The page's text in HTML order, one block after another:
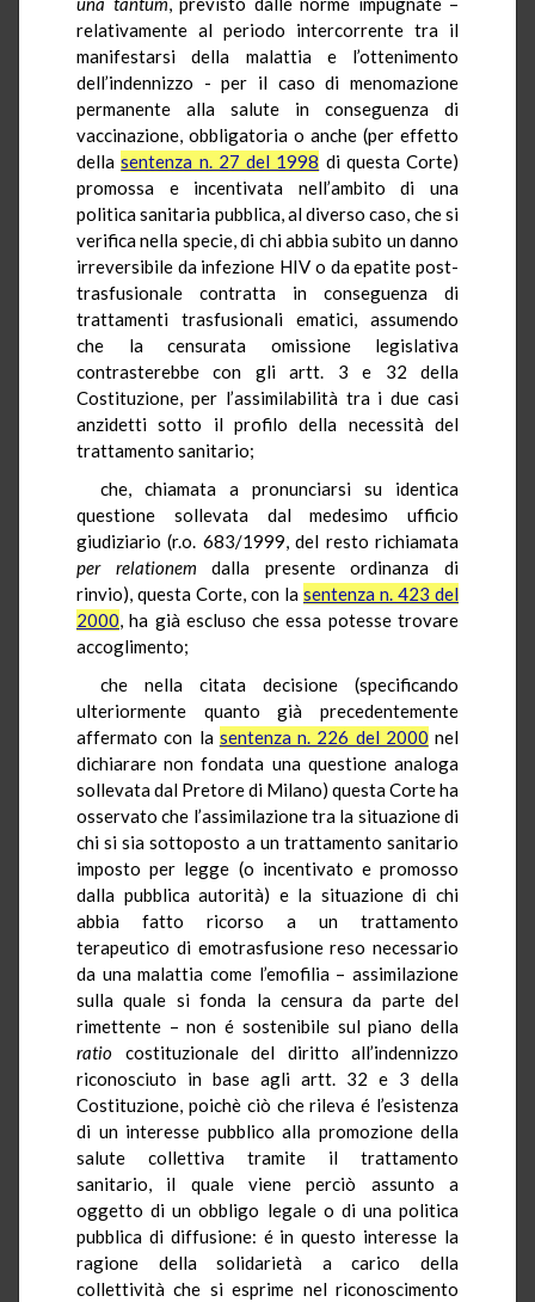
relativamente al periodo intercorrente tra il
manifestarsi della malattia e l’ottenimento
dell’indennizzo - per il caso di menomazione
permanente alla salute in conseguenza di
vaccinazione, obbligatoria o anche (per effetto
dellasentenza n. 27 del 1998 di questa Corte)
promossa e incentivata nell’ambito di una
politica sanitaria pubblica, al diverso caso, che si
verifica nella specie, di chi abbia subito un danno
irreversibile da infezione HIV o da epatite post-
trasfusionale contratta in conseguenza di
trattamenti trasfusionali ematici, assumendo
che la censurata omissione legislativa
contrasterebbe con gli artt. 3 e 32 della
Costituzione, per l’assimilabilità tra i due casi
anzidetti sotto il profilo della necessità del
trattamento sanitario;
che, chiamata a pronunciarsi su identica
questione sollevata dal medesimo ufficio
giudiziario (r.o. 683/1999, del resto richiamata
per relationem dalla presente ordinanza di
rinvio), questa Corte, con la sentenza n. 423 del
2000, ha già escluso che essa potesse trovare
accoglimento;
che nella citata decisione (specificando
ulteriormente quanto già precedentemente
affermato con la sentenza n. 226 del 2000 nel
dichiarare non fondata una questione analoga
sollevata dal Pretore di Milano) questa Corte ha
osservato che l’assimilazione tra la situazione di
chi si sia sottoposto a un trattamento sanitario
imposto per legge (o incentivato e promosso
dalla pubblica autorità) e la situazione di chi
abbia fatto ricorso a un trattamento
terapeutico di emotrasfusione reso necessario
da una malattia come l’emofilia – assimilazione
sulla quale si fonda la censura da parte del
rimettente – non é sostenibile sul piano della
ratio costituzionale del diritto all’indennizzo
riconosciuto in base agli artt. 32 e 3 della
Costituzione, poichè ciò che rileva é l’esistenza
di un interesse pubblico alla promozione della
salute collettiva tramite il trattamento
sanitario, il quale viene perciò assunto a
oggetto di un obbligo legale o di una politica
pubblica di diffusione: é in questo interesse la
ragione della solidarietà a carico della
collettività che si esprime nel riconoscimento